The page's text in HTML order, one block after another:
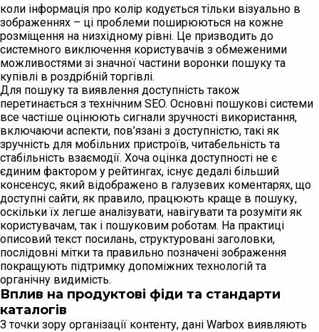
коли інформація про колір кодується тільки візуально в
зображеннях – ці проблеми поширюються на кожне
розміщення на низхідному рівні. Це призводить до
системного виключення користувачів з обмеженими
можливостями зі значної частини воронки пошуку та
купівлі в роздрібній торгівлі.
Для пошуку та виявлення доступність також
перетинається з технічним SEO. Основні пошукові системи
все частіше оцінюють сигнали зручності використання,
включаючи аспекти, пов’язані з доступністю, такі як
зручність для мобільних пристроїв, читабельність та
стабільність взаємодії. Хоча оцінка доступності не є
єдиним фактором у рейтингах, існує дедалі більший
консенсус, який відображено в галузевих коментарях, що
доступні сайти, як правило, працюють краще в пошуку,
оскільки їх легше аналізувати, навігувати та розуміти як
користувачам, так і пошуковим роботам. На практиці
описовий текст посилань, структуровані заголовки,
послідовні мітки та правильно позначені зображення
покращують підтримку допоміжних технологій та
органічну видимість.
Вплив на продуктові фіди та стандарти
каталогів
З точки зору організації контенту, дані Warbox виявляють